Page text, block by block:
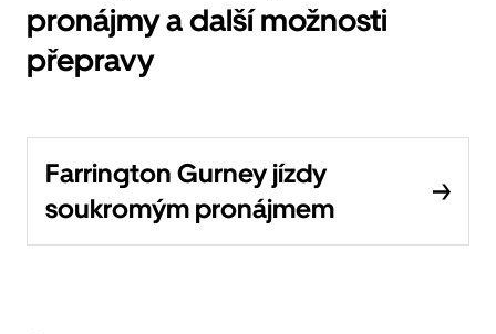
pronájmy a další možnosti
přepravy
Farrington Gurney jízdy
soukromým pronájmem